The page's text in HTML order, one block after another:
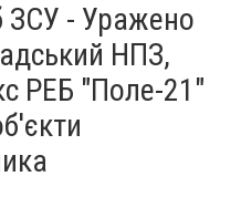
ЗСУ - Уражено
НПЗ,
РЕБ "Поле-21"